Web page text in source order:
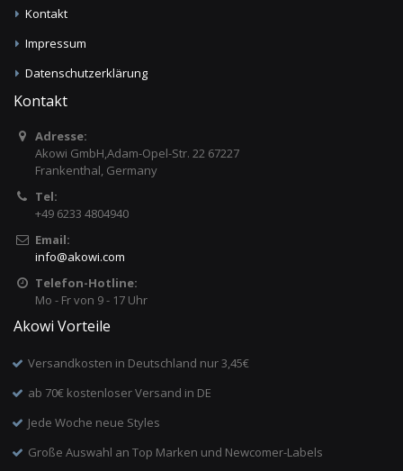
Kontakt
Impressum
Datenschutzerklärung
Kontakt
Adresse:
Akowi GmbH,Adam-Opel-Str. 22 67227
Frankenthal, Germany
Tel:
+49 6233 4804940
Email:
info@akowi.com
Telefon-Hotline:
Mo - Fr von 9 - 17 Uhr
Akowi Vorteile
Versandkosten in Deutschland nur 3,45€
ab 70€ kostenloser Versand in DE
Jede Woche neue Styles
Große Auswahl an Top Marken und Newcomer-Labels